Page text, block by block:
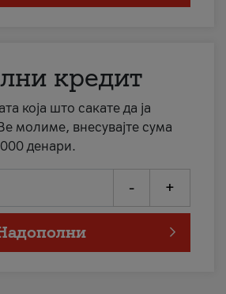
кредит
која што сакате да ја
молиме, внесувајте сума
денари.
- +